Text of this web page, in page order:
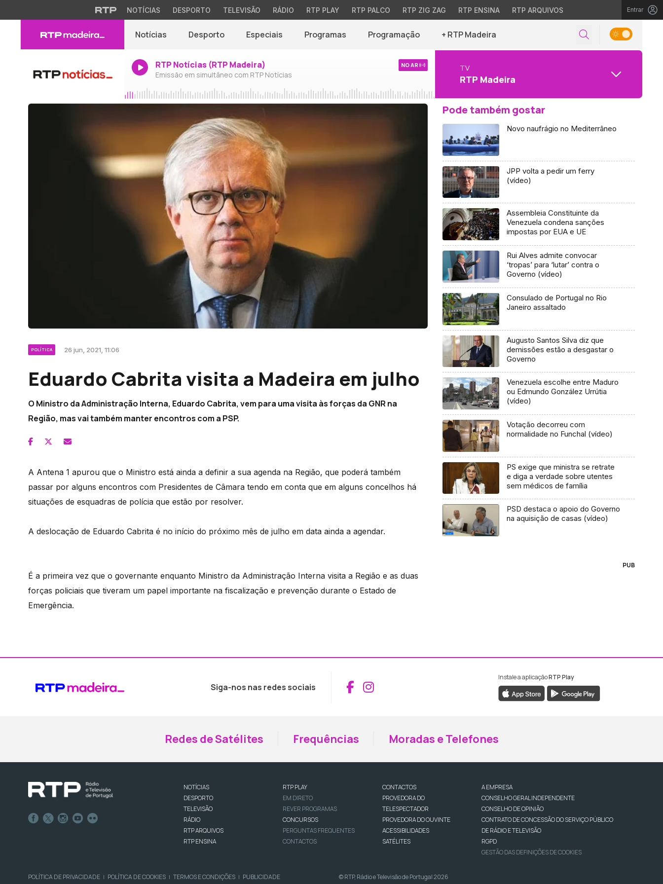
NOTÍCIAS DESPORTO TELEVISÃO RÁDIO RTP PLAY RTP PALCO RTP ZIG ZAG RTP ENSINA RTP ARQUIVOS Entrar
Notícias Desporto Especiais Programas Programação + RTP Madeira
RTP Notícias (RTP Madeira)
Emissão em simultâneo com RTP Notícias
NO AR TV
RTP Madeira
POLÍTICA 26 jun, 2021, 11:06
Eduardo Cabrita visita a Madeira em julho
O Ministro da Administração Interna, Eduardo Cabrita, vem para uma visita às forças da GNR na
Região, mas vai também manter encontros com a PSP.
A Antena 1 apurou que o Ministro está ainda a definir a sua agenda na Região, que poderá também
passar por alguns encontros com Presidentes de Câmara tendo em conta que em alguns concelhos há
situações de esquadras de polícia que estão por resolver.
A deslocação de Eduardo Cabrita é no início do próximo mês de julho em data ainda a agendar.
É a primeira vez que o governante enquanto Ministro da Administração Interna visita a Região e as duas
forças policiais que tiveram um papel importante na fiscalização e prevenção durante o Estado de
Emergência.
Pode também gostar
Novo naufrágio no Mediterrâneo
JPP volta a pedir um ferry
(vídeo)
Assembleia Constituinte da
Venezuela condena sanções
impostas por EUA e UE
Rui Alves admite convocar
‘tropas’ para ‘lutar’ contra o
Governo (vídeo)
Consulado de Portugal no Rio
Janeiro assaltado
Augusto Santos Silva diz que
demissões estão a desgastar o
Governo
Venezuela escolhe entre Maduro
ou Edmundo González Urrútia
(vídeo)
Votação decorreu com
normalidade no Funchal (vídeo)
PS exige que ministra se retrate
e diga a verdade sobre utentes
sem médicos de família
PSD destaca o apoio do Governo
na aquisição de casas (vídeo)
PUB
Siga-nos nas redes sociais Aceder ao Facebook da RTP Madeira
Aceder ao Instagram da RTP Madeira
Instale a aplicaçãoRTP Play
Redes de Satélites Frequências Moradas e Telefones
NOTÍCIAS
DESPORTO
TELEVISÃO
RÁDIO
RTP ARQUIVOS
RTP ENSINA
RTP PLAY
EM DIRETO
REVER PROGRAMAS
CONCURSOS
PERGUNTAS FREQUENTES
CONTACTOS
CONTACTOS
PROVEDORA DO
TELESPECTADOR
PROVEDORA DO OUVINTE
ACESSIBILIDADES
SATÉLITES
A EMPRESA
CONSELHO GERAL INDEPENDENTE
CONSELHO DE OPINIÃO
CONTRATO DE CONCESSÃO DO SERVIÇO PÚBLICO
DE RÁDIO E TELEVISÃO
RGPD
GESTÃO DAS DEFINIÇÕES DE COOKIES
POLÍTICA DE PRIVACIDADE | POLÍTICA DE COOKIES | TERMOS E CONDIÇÕES | PUBLICIDADE © RTP, Rádio e Televisão de Portugal 2026